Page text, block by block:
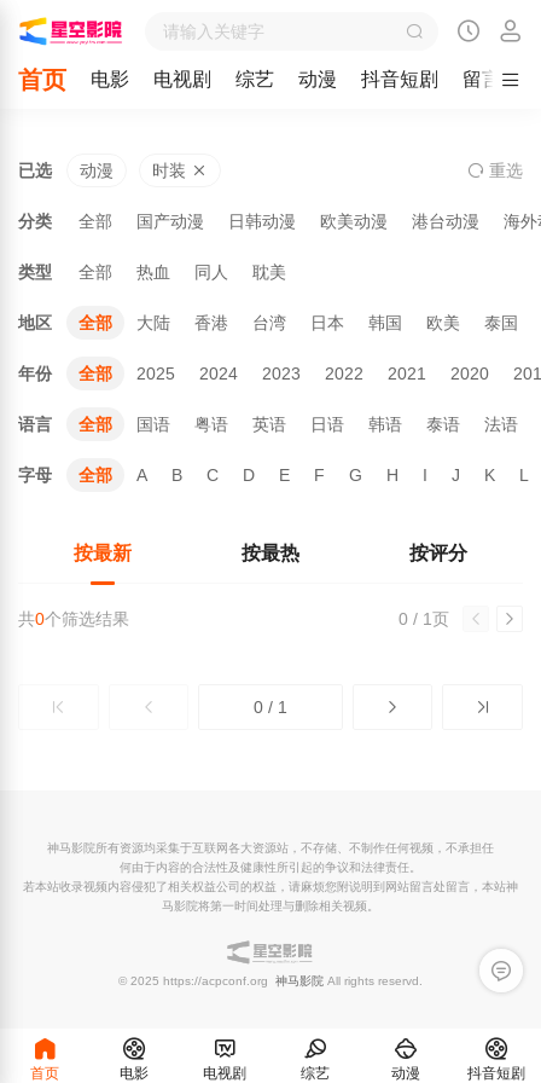
首页 电影 电视剧 综艺 动漫 抖音短剧 留言
已选 动漫 时装 重选
分类 全部 国产动漫 日韩动漫 欧美动漫 港台动漫 海外
类型 全部 热血 同人 耽美
地区 全部 大陆 香港 台湾 日本 韩国 欧美 泰国
年份 全部 2025 2024 2023 2022 2021 2020
语言 全部 国语 粤语 英语 日语 韩语 泰语 法语
字母 全部 A B C D E F G H I J K L
按最新 按最热 按评分
0 / 1页
共0个筛选结果
0 / 1
留言反
神马影院所有资源均采集于互联网各大资源站，不存储、不制作任何视频，不承担任
何由于内容的合法性及健康性所引起的争议和法律责任。
若本站收录视频内容侵犯了相关权益公司的权益，请麻烦您附说明到网站留言处留言，本站神
马影院将第一时间处理与删除相关视频。
© 2025 https://acpconf.org 神马影院 All rights reservd.
首页 电影 电视剧 综艺 动漫 抖音短剧